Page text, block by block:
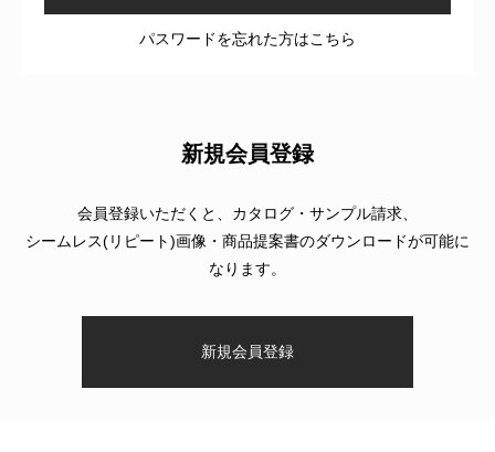
パスワードを忘れた方はこちら
新規会員登録
会員登録いただくと、カタログ・サンプル請求、
シームレス(リピート)画像・商品提案書のダウンロードが可能に
なります。
新規会員登録